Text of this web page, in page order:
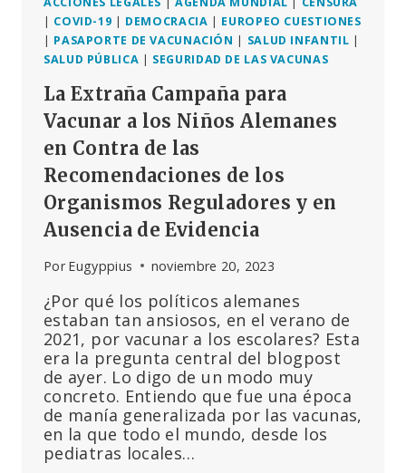
| COVID-19 | DEMOCRACIA | EUROPEO CUESTIONES
| PASAPORTE DE VACUNACIÓN | SALUD INFANTIL |
SALUD PÚBLICA | SEGURIDAD DE LAS VACUNAS
La Extraña Campaña para
Vacunar a los Niños Alemanes
en Contra de las
Recomendaciones de los
Organismos Reguladores y en
Ausencia de Evidencia
Por Eugyppius noviembre 20, 2023
¿Por qué los políticos alemanes
estaban tan ansiosos, en el verano de
2021, por vacunar a los escolares? Esta
era la pregunta central del blogpost
de ayer. Lo digo de un modo muy
concreto. Entiendo que fue una época
de manía generalizada por las vacunas,
en la que todo el mundo, desde los
pediatras locales…